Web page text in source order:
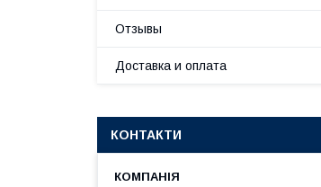
Отзывы
Доставка и оплата
КОНТАКТИ